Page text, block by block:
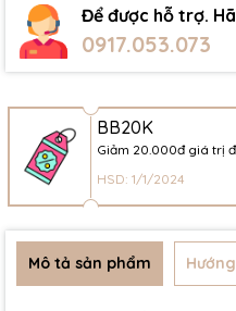
Để được hỗ trợ.
0917.053.073
BB20K
Giảm 20.000đ giá trị
HSD: 1/1/2024
Mô tả sản phẩm